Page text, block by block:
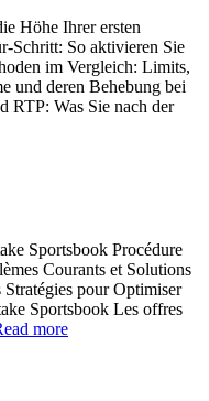
Höhe Ihrer ersten
Schritt: So aktivieren Sie
im Vergleich: Limits,
und deren Behebung bei
RTP: Was Sie nach der
Sportsbook Procédure
Courants et Solutions
pour Optimiser
Sportsbook Les offres
more